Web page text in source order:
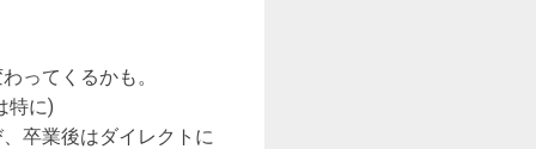
ってくるかも。
特に)
卒業後はダイレクトに